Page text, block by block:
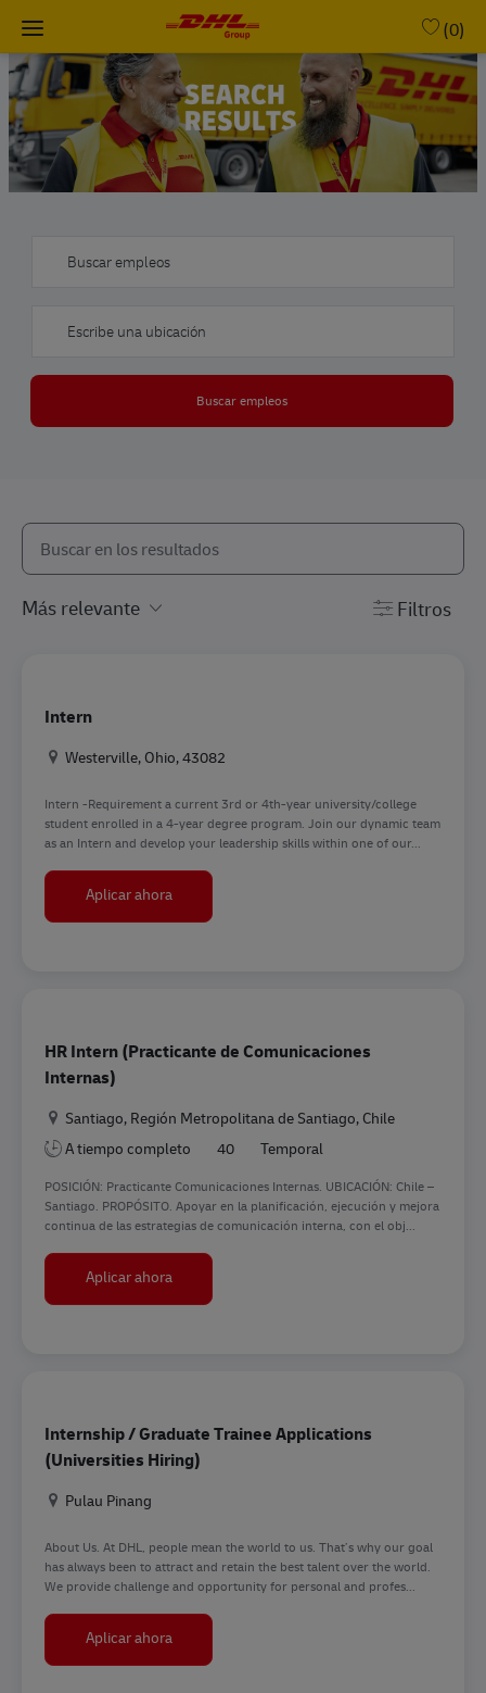
Skip to main content
(0)
Buscar empleos
the results are updated
Buscar en la lista siguiente
Filtros
Intern
Ubicación
Westerville, Ohio, 43082
Intern -Requirement a current 3rd or 4th-year university/college
student enrolled in a 4-year degree program. Join our dynamic team
as an Intern and develop your leadership skills within one of our...
Aplicar ahoraIntern
HR Intern (Practicante de Comunicaciones
Internas)
Ubicación
Santiago, Región Metropolitana de Santiago, Chile
A tiempo completo
40 Temporal
POSICIÓN: Practicante Comunicaciones Internas. UBICACIÓN: Chile –
Santiago. PROPÓSITO. Apoyar en la planificación, ejecución y mejora
continua de las estrategias de comunicación interna, con el obj...
Aplicar ahoraHR Intern (Practicante de Comunicaciones
Internship / Graduate Trainee Applications
(Universities Hiring)
Ubicación
Pulau Pinang
About Us. At DHL, people mean the world to us. That’s why our goal
has always been to attract and retain the best talent over the world.
We provide challenge and opportunity for personal and profes...
Aplicar ahoraInternship / Graduate Trainee Applications